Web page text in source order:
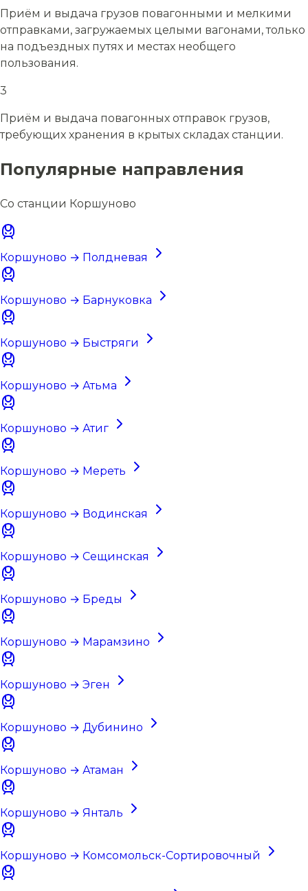
Приём и выдача грузов повагонными и мелкими
отправками, загружаемых целыми вагонами, только
на подъездных путях и местах необщего
пользования.
3
Приём и выдача повагонных отправок грузов,
требующих хранения в крытых складах станции.
Популярные направления
Со станции Коршуново
Коршуново → Полдневая
Коршуново → Барнуковка
Коршуново → Быстряги
Коршуново → Атьма
Коршуново → Атиг
Коршуново → Мереть
Коршуново → Водинская
Коршуново → Сещинская
Коршуново → Бреды
Коршуново → Марамзино
Коршуново → Эген
Коршуново → Дубинино
Коршуново → Атаман
Коршуново → Янталь
Коршуново → Комсомольск-Сортировочный